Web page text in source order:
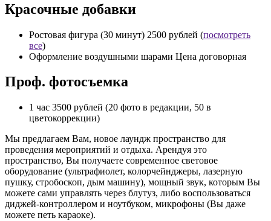
Красочные добавки
Ростовая фигура (30 минут) 2500 рублей (посмотреть
все)
Оформление воздушными шарами Цена договорная
Проф. фотосъемка
1 час 3500 рублей (20 фото в редакции, 50 в
цветокоррекции)
Мы предлагаем Вам, новое лаундж пространство для
проведения мероприятий и отдыха. Арендуя это
пространство, Вы получаете современное световое
оборудование (ультрафиолет, колорчейнджеры, лазерную
пушку, стробоскоп, дым машину), мощный звук, которым Вы
можете сами управлять через блутуз, либо воспользоваться
диджей-контроллером и ноутбуком, микрофоны (Вы даже
можете петь караоке).